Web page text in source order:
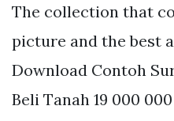
The collection that
picture and the best
Download Contoh
Beli Tanah 19 000